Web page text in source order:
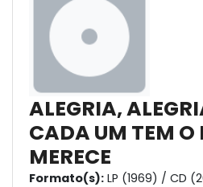
ALEGRIA,
CADA UM TEM O
MERECE
Formato(s): LP (1969) / CD